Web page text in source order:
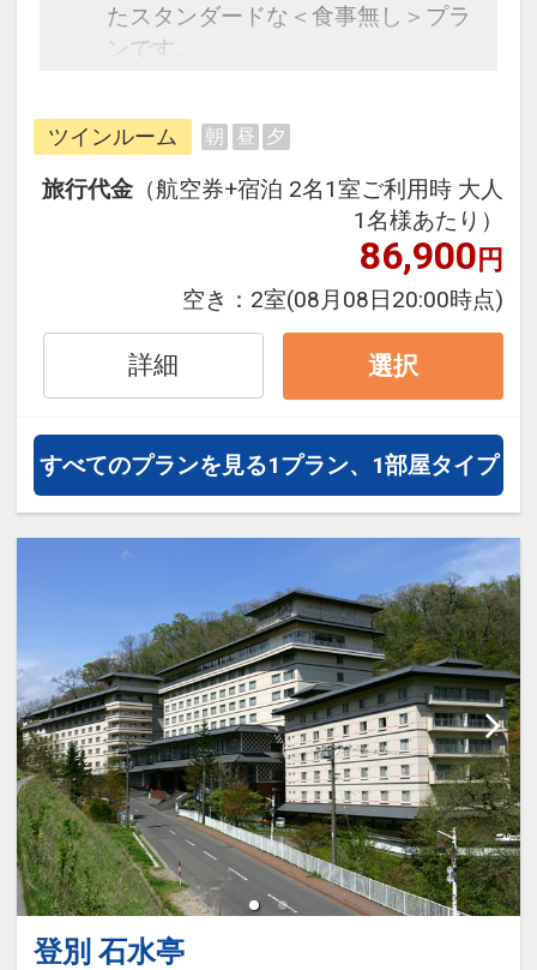
たスタンダードな＜食事無し＞プラ
ンです。
できるダイナミックパッケージだか
ら、一都市滞在はもちろん周遊旅行
にも最適！
旅行期間中の1泊だけの宿泊や延
泊・飛び泊なども自由自在です。
フライトは、安心のJAL（または
JALグループ）確約！フライトマイ
ル50%貯まります。
オプションでレンタカーや現地交
通・体験プランなどの追加（同時予
約）が可能なプランもございます。
ツインルーム 朝 昼 夕
旅行代金 （航空券+宿泊 2名1室ご利用時 大人
1名様あたり）
86,900円
空き： 2室(08月08日20:00時点)
詳細 選択
すべてのプランを見る1プラン、1部屋タイプ
登別 石水亭